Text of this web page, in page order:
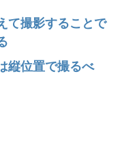
て撮影することで
縦位置で撮るべ